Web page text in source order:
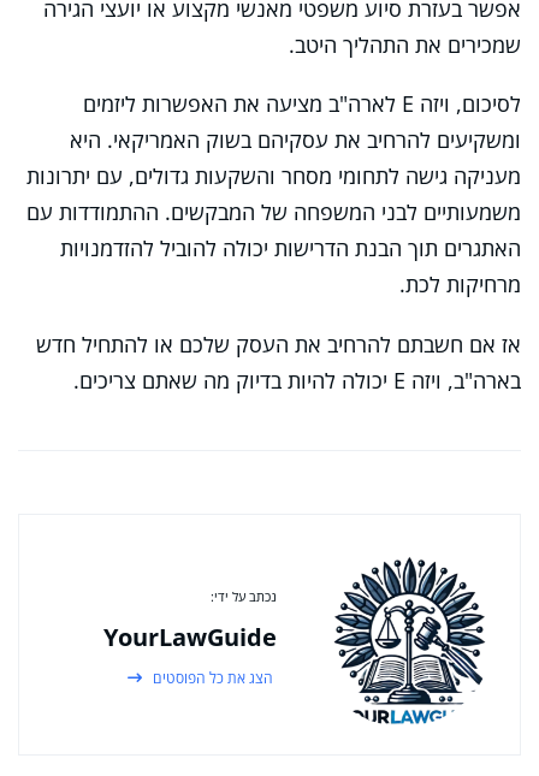
אפשר בעזרת סיוע משפטי מאנשי מקצוע או יועצי הגירה
שמכירים את התהליך היטב.
לסיכום, ויזה E לארה"ב מציעה את האפשרות ליזמים
ומשקיעים להרחיב את עסקיהם בשוק האמריקאי. היא
מעניקה גישה לתחומי מסחר והשקעות גדולים, עם יתרונות
משמעותיים לבני המשפחה של המבקשים. ההתמודדות עם
האתגרים תוך הבנת הדרישות יכולה להוביל להזדמנויות
מרחיקות לכת.
אז אם חשבתם להרחיב את העסק שלכם או להתחיל חדש
בארה"ב, ויזה E יכולה להיות בדיוק מה שאתם צריכים.
נכתב על ידי:
YourLawGuide
הצג את כל הפוסטים